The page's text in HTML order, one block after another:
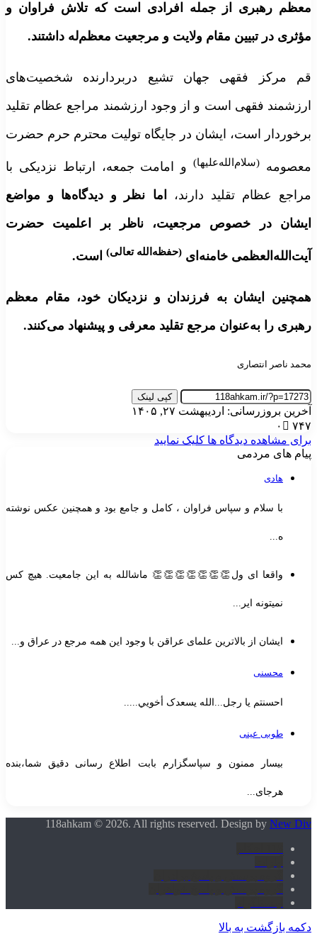
معظم رهبری از جمله افرادی است که تلاش فراوان و
مؤثری در تبیین مقام ولایت و مرجعیت معظم‌له داشتند.
قم مرکز فقهی جهان تشیع دربردارنده شخصیت‌های
ارزشمند فقهی است و از وجود ارزشمند مراجع عظام تقلید
برخوردار است، ایشان در جایگاه تولیت محترم حرم حضرت
معصومه (سلام‌الله‌علیها)و امامت جمعه، ارتباط نزدیکی با
مراجع عظام تقلید دارند،
اما نظر و دیدگاه‌ها و مواضع
ایشان در خصوص مرجعیت، ناظر بر اعلمیت حضرت
آیت‌الله‌العظمی خامنه‌ای (حفظه‌الله تعالی) است.
همچنین ایشان به فرزندان و نزدیکان خود، مقام معظم
رهبری را به‌عنوان مرجع تقلید معرفی و پیشنهاد می‌کنند.
محمد ناصر انتصاری
کپی لینک
آخرین بروزرسانی: اردیبهشت ۲۷, ۱۴۰۵
۰
۷۴۷
برای مشاهده دیدگاه ها کلیک نمایید
پیام های مردمی
هادی
با سلام و سپاس فراوان ، کامل و جامع بود و همچنین عکس نوشته
ه...
واقعا ای ول👏👏👏👏👏👏👏 ماشالله به این جامعیت. هیچ کس
نمیتونه ایر...
ایشان از بالاترین علمای عراقن با وجود این همه مرجع در عراق و...
محسنی
احسنتم یا رجل...الله یسعدک أخويي.....
طوبی عینی
بیسار ممنون و سپاسگزارم بابت اطلاع رسانی دقیق شما،بنده
هرجای...
118ahkam © 2026. All rights reserved. Design by New Div
دکمه بازگشت به بالا